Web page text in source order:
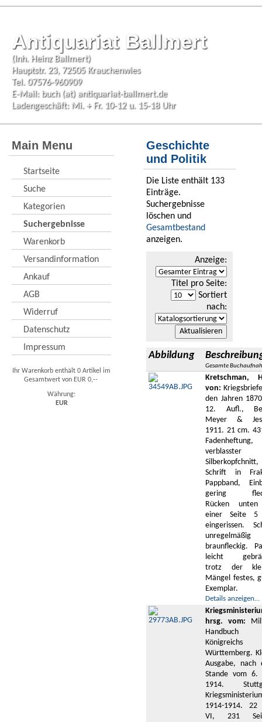
Antiquariat Ballmert
(Inh. Heinz Ballmert)
Hauptstr. 23, 72505 Krauchenwies
Tel. 07576-960909
E-Mail: buch (at) antiquariat-ballmert.de
Ladengeschäft: Mi. + Fr. 10-12 u. 15-18 Uhr
Main Menu
Startseite
Suche
Kategorien
Suchergebnisse
Warenkorb
Versandinformation
Ankauf
AGB
Widerruf
Datenschutz
Impressum
Ihr Warenkorb enthält 0 Artikel im
Gesamtwert von EUR 0,--
Währung:
EUR
Geschichte
und Politik
Die Liste enthält 133
Einträge.
Suchergebnisse
löschen und
Gesamtbestand
anzeigen.
Anzeige:
Titel pro Seite:
Sortiert
nach:
Abbildung
Gesamte
Kretschman,
von:
den Jahren
12. Aufl.,
Meyer &
1911. 21 cm.
Fadenheftung,
verblasster
Silberkopfchnitt,
Schrift in
Pappband,
gering
Rücken
einer Seite 5
eingerissen.
unregelmäßig
braunfleckig.
leicht
trotz der
Mängel festes,
Exemplar.
Details anzeigen…
hrsg. vom:
Handbuch
Königreichs
Württemberg.
Ausgabe, nach
Stande vom 6.
1914.
1914-1914. 22
VI, 231